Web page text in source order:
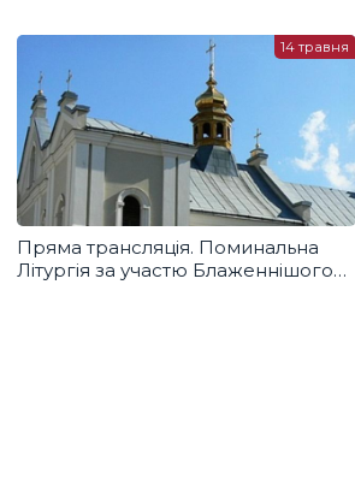
Пряма трансляція. Поминальна
Літургія за участю Блаженнішого
14 травня